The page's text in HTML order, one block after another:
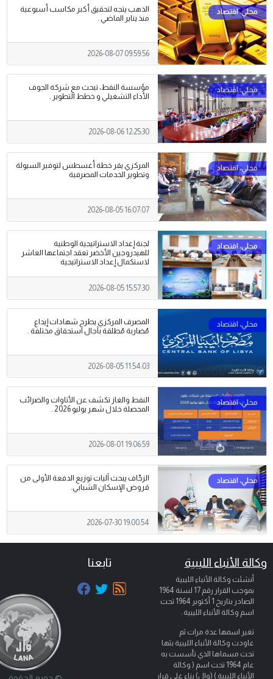
الذهب يتجه لتحقيق أكبر مكاسب أسبوعية
منذ يناير الماضي .
2026-08-07 09:59:56
مؤسسة النفط، تبحث مع شركة الجوف
الأداء التشغيلي و خطط التطوير .
2026-08-06 12:25:30
المركزي يقر خطة أغسطس لتوفير السيولة
وتطوير الخدمات المصرفية
2026-08-05 16:07:07
لجنة إعداد الاستراتيجية الوطنية
للهيدروجين الأخضر تعقد اجتماعها العاشر
لاستكمال إعداد الاستراتيجية
2026-08-05 15:57:30
المصرف المركزي يطرح شهادات إيداع
مُضاربة مُطلقة بآجال استحقاق مختلفة .
2026-08-05 11:54:03
النفط والغاز تكشف عن الأتاوات والضرائب
المحصلة خلال شهر يوليو 2026 .
2026-08-01 19:06:59
الزحّاف يبحث آليات توزيع الدفعة الأولى من
قروض الإسكان الشبابي.
2026-07-30 19:00:54
وكالة الأنباء الليبية
أنشئت وكالة الأنباء الليبية
بموجب القرار رقم 17 لسنة 1964
الصادر بتاريخ 1 أكتوبر 1964
تحت
اسم وكالة الأنباء الليبية .
تغير اسمها عدة مرات ثم
عاودت وكالة الأنباء الليبية بثها
تحت مسماها الذي تأسست به
عام 1964 تحت اسم ( وكالة
الأنباء الليبية ) (وال) بناء على قرار
تابعنا